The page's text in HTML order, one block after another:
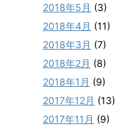
2018年5月 (3)
2018年4月 (11)
2018年3月 (7)
2018年2月 (8)
2018年1月 (9)
2017年12月 (13)
2017年11月 (9)